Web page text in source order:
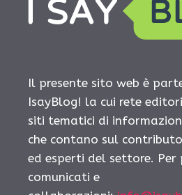
Il presente sito web è
IsayBlog! la cui rete
siti tematici di
che contano sul
ed esperti del settore. Per
comunicati e